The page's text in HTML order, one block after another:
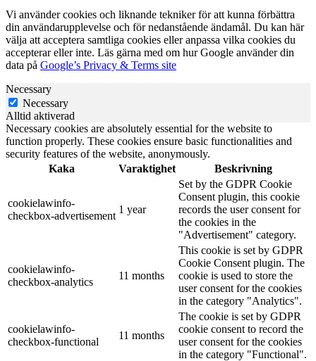
Vi använder cookies och liknande tekniker för att kunna förbättra
din användarupplevelse och för nedanstående ändamål. Du kan här
välja att acceptera samtliga cookies eller anpassa vilka cookies du
accepterar eller inte. Läs gärna med om hur Google använder din
data på Google’s Privacy & Terms site
Necessary
Necessary
Alltid aktiverad
Necessary cookies are absolutely essential for the website to
function properly. These cookies ensure basic functionalities and
security features of the website, anonymously.
Kaka
Varaktighet Beskrivning
cookielawinfo-
checkbox-advertisement
1 year
Set by the GDPR Cookie
Consent plugin, this cookie
records the user consent for
the cookies in the
"Advertisement" category.
cookielawinfo-
checkbox-analytics
11 months
This cookie is set by GDPR
Cookie Consent plugin. The
cookie is used to store the
user consent for the cookies
in the category "Analytics".
cookielawinfo-
checkbox-functional
11 months
The cookie is set by GDPR
cookie consent to record the
user consent for the cookies
in the category "Functional".